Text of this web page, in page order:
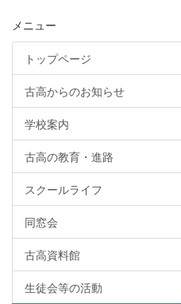
メニュー
トップページ
古高からのお知らせ
学校案内
古高の教育・進路
スクールライフ
同窓会
古高資料館
生徒会等の活動